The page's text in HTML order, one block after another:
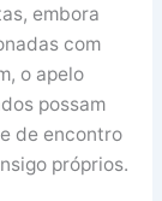
embora
com
o apelo
possam
de encontro
próprios.